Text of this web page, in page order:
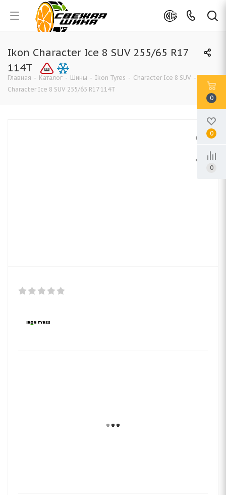
Ikon Character Ice 8 SUV 255/65 R17
114T
Главная - Каталог - Шины - Ikon Tyres - Character Ice 8 SUV -
Character Ice 8 SUV 255/65 R17 114T
0
0
0